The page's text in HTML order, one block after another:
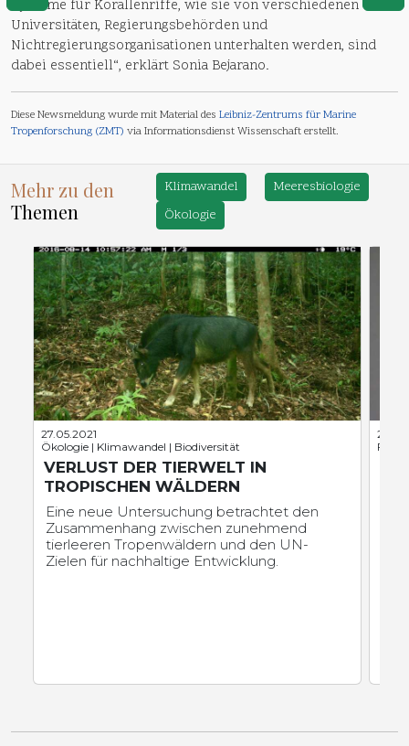
Systeme für Korallenriffe, wie sie von verschiedenen
Universitäten, Regierungsbehörden und
Nichtregierungsorganisationen unterhalten werden, sind
dabei essentiell“, erklärt Sonia Bejarano.
Diese Newsmeldung wurde mit Material des Leibniz-Zentrums für Marine
Tropenforschung (ZMT) via Informationsdienst Wissenschaft erstellt.
Mehr zu den
Themen
Klimawandel
Meeresbiologie
Ökologie
27.05.2021
Ökologie | Klimawandel | Biodiversität
VERLUST DER TIERWELT IN
TROPISCHEN WÄLDERN
Eine neue Untersuchung betrachtet den
Zusammenhang zwischen zunehmend
tierleeren Tropenwäldern und den UN-
Zielen für nachhaltige Entwicklung.